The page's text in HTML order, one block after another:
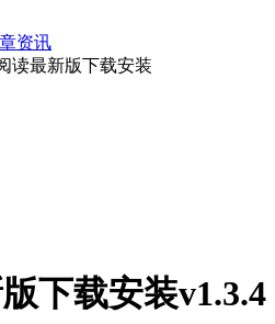
资讯
读最新版下载安装
下载安装v1.3.4